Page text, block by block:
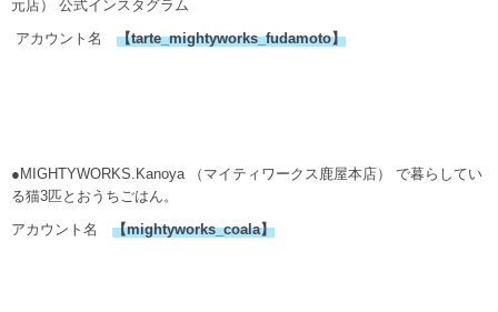
元店） 公式インスタグラム
アカウント名 【tarte_mightyworks_fudamoto】
●MIGHTYWORKS.Kanoya （マイティワークス鹿屋本店） で暮らしてい
る猫3匹とおうちごはん。
アカウント名 【mightyworks_coala】